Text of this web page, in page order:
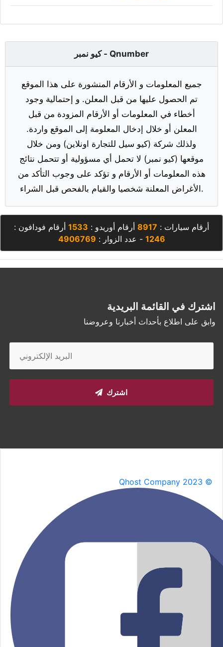
كيو نمبر - Qnumber
جميع المعلومات و الأرقام المنشورة على هذا الموقع
تم الحصول عليها من قبل المعلن. و إحتمالية وجود
أخطاء في المعلومات أو الأرقام المزودة من قبل
المعلن أو خلال إدخال المعلومة إلى الموقع واردة.
ولذلك شركة (كيو سيل للتجارة اونلاين) ومن خلال
موقعها (كيو نمبر) لا تحمل أي مسؤولية أو تتحمل نتائج
هذه المعلومات أو الأرقام و تؤكد على وجوب التأكد من
الأغراض المعلنة شخصيا والقيام بالفحص قبل الشراء.
أرقام سيارات : 8917 أرقام أوريدو : 1533 أرقام فودافون :
1246 - عدد الزوار : 4906769
اشترك في القائمة البريدية
وابق على اطلاع بأحداث أخبارنا وعروضنا
اشترك
Qhost Company 2023 ©